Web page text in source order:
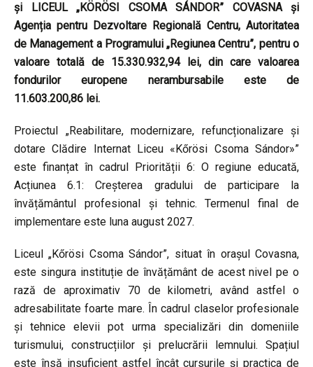
și LICEUL „KÖRÖSI CSOMA SÁNDOR” COVASNA și
Agenția pentru Dezvoltare Regională Centru, Autoritatea
de Management a Programului „Regiunea Centru”, pentru o
valoare totală de 15.330.932,94 lei, din care valoarea
fondurilor europene nerambursabile este de
11.603.200,86 lei.
Proiectul „Reabilitare, modernizare, refuncționalizare și
dotare Clădire Internat Liceu «Kőrösi Csoma Sándor»”
este finanțat în cadrul Priorității 6: O regiune educată,
Acțiunea 6.1: Creșterea gradului de participare la
învățământul profesional și tehnic. Termenul final de
implementare este luna august 2027.
Liceul „Kőrösi Csoma Sándor”, situat în orașul Covasna,
este singura instituție de învățământ de acest nivel pe o
rază de aproximativ 70 de kilometri, având astfel o
adresabilitate foarte mare. În cadrul claselor profesionale
și tehnice elevii pot urma specializări din domeniile
turismului, construcțiilor și prelucrării lemnului. Spațiul
este însă insuficient astfel încât cursurile și practica de